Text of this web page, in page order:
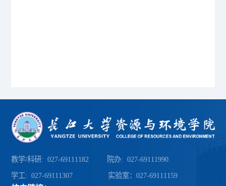
教学/科研: 027-69111182 院办: 027-69111990
学工: 027-69111307 实验室：027-69111159